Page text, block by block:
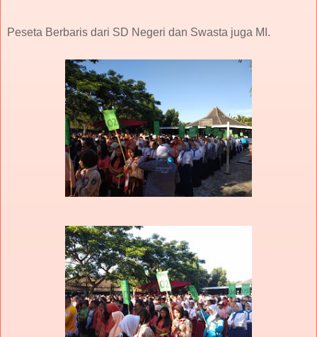
Peseta Berbaris dari SD Negeri dan Swasta juga MI.